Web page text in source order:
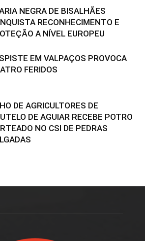
NEGRA DE BISALHÃES
RECONHECIMENTO E
A NÍVEL EUROPEU
EM VALPAÇOS PROVOCA
FERIDOS
DE AGRICULTORES DE
DE AGUIAR RECEBE POTRO
NO CSI DE PEDRAS